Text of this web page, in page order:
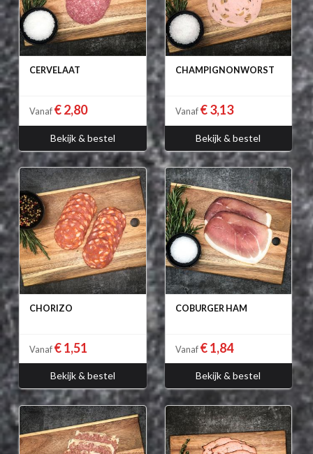
CERVELAAT
Vanaf € 2,80
Bekijk & bestel
CHAMPIGNONWORST
Vanaf € 3,13
Bekijk & bestel
CHORIZO
Vanaf € 1,51
Bekijk & bestel
COBURGER HAM
Vanaf € 1,84
Bekijk & bestel